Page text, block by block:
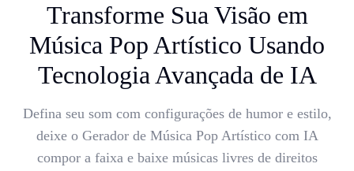
Transforme Sua Visão em
Música Pop Artístico Usando
Tecnologia Avançada de IA
Defina seu som com configurações de humor e estilo,
deixe o Gerador de Música Pop Artístico com IA
compor a faixa e baixe músicas livres de direitos